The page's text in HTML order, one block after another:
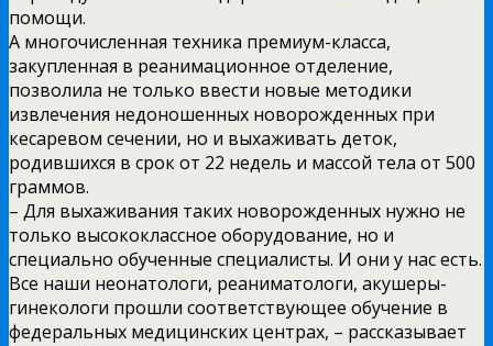
помощи.
А многочисленная техника премиум-класса,
закупленная в реанимационное отделение,
позволила не только ввести новые методики
извлечения недоношенных новорожденных при
кесаревом сечении, но и выхаживать деток,
родившихся в срок от 22 недель и массой тела от 500
граммов.
– Для выхаживания таких новорожденных нужно не
только высококлассное оборудование, но и
специально обученные специалисты. И они у нас есть.
Все наши неонатологи, реаниматологи, акушеры-
гинекологи прошли соответствующее обучение в
федеральных медицинских центрах, – рассказывает